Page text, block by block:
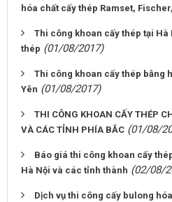
hóa chất cấy thép Ramset,
Thi công khoan cấy thép tại Hà
thép (01/08/2017)
Thi công khoan cấy thép bằng
Yên (01/08/2017)
THI CÔNG KHOAN CẤY THÉP
VÀ CÁC TỈNH PHÍA BẮC (01/08/
Báo giá thi công khoan cấy
Hà Nội và các tỉnh thành (02/08/
Dịch vụ thi công cấy bulong